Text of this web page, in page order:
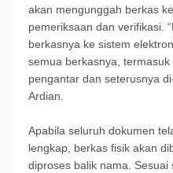
akan mengunggah berkas
pemeriksaan dan verifikasi.
berkasnya ke sistem
semua berkasnya,
pengantar dan seterusnya
Ardian.
Apabila seluruh dokumen
lengkap, berkas fisik akan
diproses balik nama.